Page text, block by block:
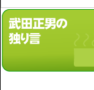
Home
所属弁護士
法律相談案内